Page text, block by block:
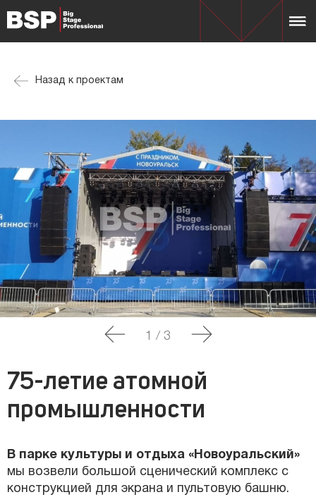
Назад к проектам
1 / 3
75-летие атомной
промышленности
В парке культуры и отдыха «Новоуральский»
мы возвели большой сценический комплекс с
конструкцией для экрана и пультовую башню.